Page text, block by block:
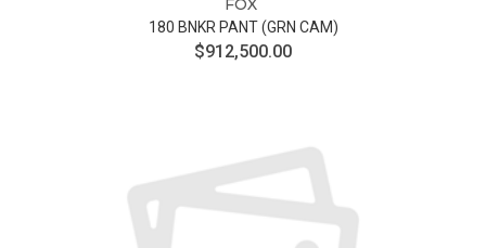
FOX
180 BNKR PANT (GRN CAM)
$912,500.00